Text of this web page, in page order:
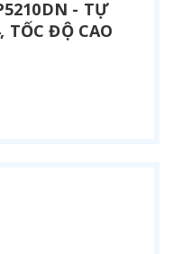
- TỰ
TỐC ĐỘ CAO